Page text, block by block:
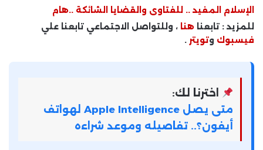
الإسلام المفيد .. للفتاوى والقضايا الشائكة ..هام
للمزيد : تابعنا هنا ، وللتواصل الاجتماعي تابعنا علي
فيسبوك وتويتر .
اخترنا لك:
متى يصل Apple Intelligence لهواتف
أيفون؟.. تفاصيله وموعد شراءه